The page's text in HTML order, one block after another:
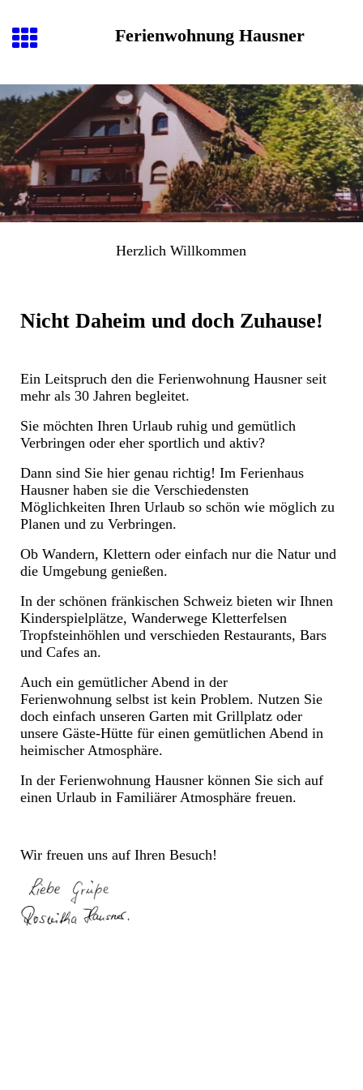
Ferienwohnung Hausner
HerzlichWillkommen
Nicht Daheim und doch Zuhause!
Ein Leitspruch den die Ferienwohnung Hausner seit
mehr als 30 Jahren begleitet.
Sie möchten Ihren Urlaub ruhig und gemütlich
Verbringen oder eher sportlich und aktiv?
Dann sind Sie hier genau richtig! Im Ferienhaus
Hausner haben sie die Verschiedensten
Möglichkeiten Ihren Urlaub so schön wie möglich zu
Planen und zu Verbringen.
Ob Wandern, Klettern oder einfach nur die Natur und
die Umgebung genießen.
In der schönen fränkischen Schweiz bieten wir Ihnen
Kinderspielplätze, Wanderwege Kletterfelsen
Tropfsteinhöhlen und verschieden Restaurants, Bars
und Cafes an.
Auch ein gemütlicher Abend in der
Ferienwohnung selbst ist kein Problem. Nutzen Sie
doch einfach unseren Garten mit Grillplatz oder
unsere Gäste-Hütte für einen gemütlichen Abend in
heimischer Atmosphäre.
In der Ferienwohnung Hausner können Sie sich auf
einen Urlaub in Familiärer Atmosphäre freuen.
Wir freuen uns auf Ihren Besuch!